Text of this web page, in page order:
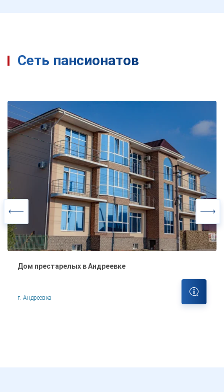
Сеть пансионатов
Дом престарелых в Андреевке
г. Андреевка